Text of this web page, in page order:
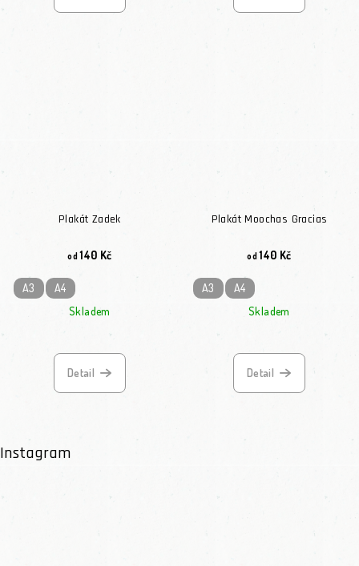
Plakát Zadek
od140 Kč
A3
A4
Skladem
Detail
Plakát Moochas Gracias
od140 Kč
A3
A4
Skladem
Průměrné
Detail
Instagram